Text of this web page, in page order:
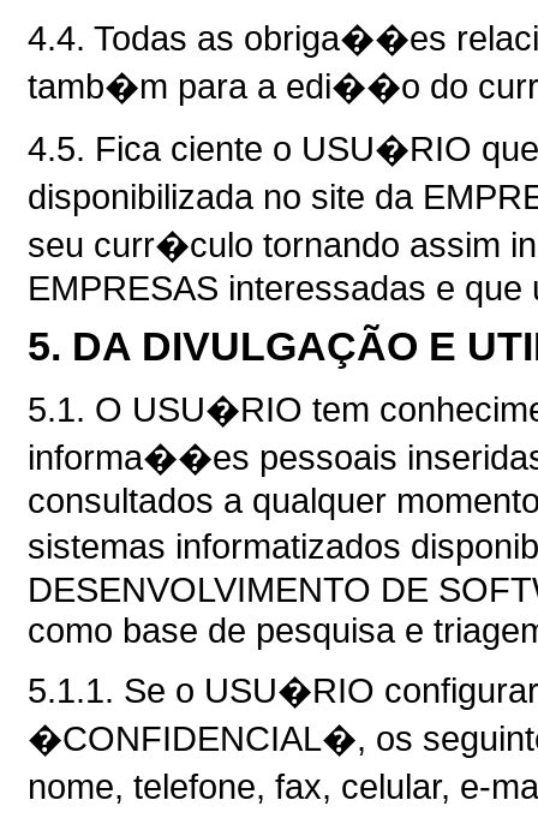
4.4. Todas as obriga��es
tamb�m para a edi��o do
4.5. Fica ciente o USU�RIO
disponibilizada no site da
seu curr�culo tornando assim
EMPRESAS interessadas e
5. DA DIVULGAÇÃO E
5.1. O USU�RIO tem
informa��es pessoais
consultados a qualquer
sistemas informatizados
DESENVOLVIMENTO DE
como base de pesquisa e
5.1.1. Se o USU�RIO
�CONFIDENCIAL�, os
nome, telefone, fax, celular, e-